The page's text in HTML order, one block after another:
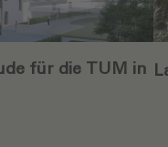
für die TUM in